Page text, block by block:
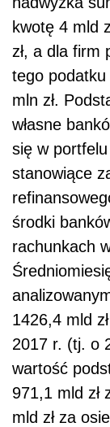
kwotę 4 mld
zł, a dla firm
tego
mln zł.
własne
się w
stanowiące
środki
rachunkach
1426,4 mld
2017 r. (tj. o
wartość
971,1 mld zł
mld zł za